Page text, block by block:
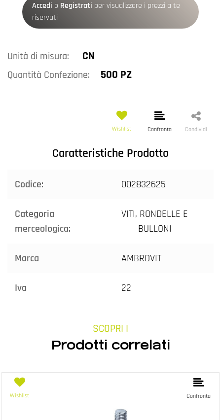
Accedi o Registrati per visualizzare i prezzi a te
riservati
Unità di misura: CN
Quantità Confezione: 500 PZ
Wishlist Confronta Condividi
Caratteristiche Prodotto
Codice: 002832625
Categoria
merceologica:
VITI, RONDELLE E
BULLONI
Marca AMBROVIT
Iva 22
SCOPRI I
Prodotti correlati
Wishlist Confronta